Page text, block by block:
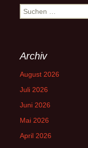
Suchen
nach:
Archiv
August 2026
Juli 2026
Juni 2026
Mai 2026
April 2026